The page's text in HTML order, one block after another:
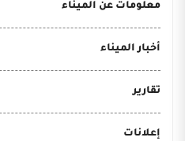
معلومات عن الميناء
أخبار الميناء
تقارير
إعلانات